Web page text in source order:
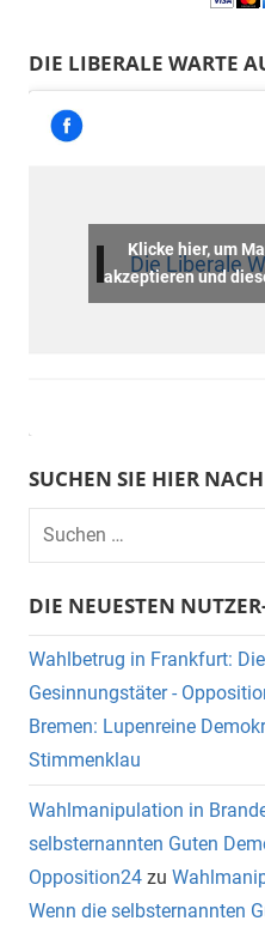
DIE LIBERALE WARTE
Die Liberale
Klicke hier, um
akzeptieren und
SUCHEN SIE HIER
DIE NEUESTEN
Wahlbetrug in Frankfurt:
Gesinnungstäter -
Bremen: Lupenreine
Stimmenklau
Wahlmanipulation in
selbsternannten Guten
Opposition24 zu
Wenn die selbsternannten